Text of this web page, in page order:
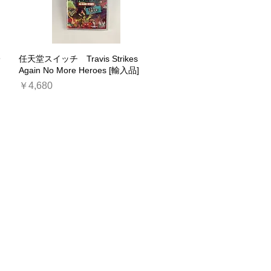
クイックビュー
任天堂スイッチ Travis Strikes
Again No More Heroes [輸入品]
価格
￥4,680